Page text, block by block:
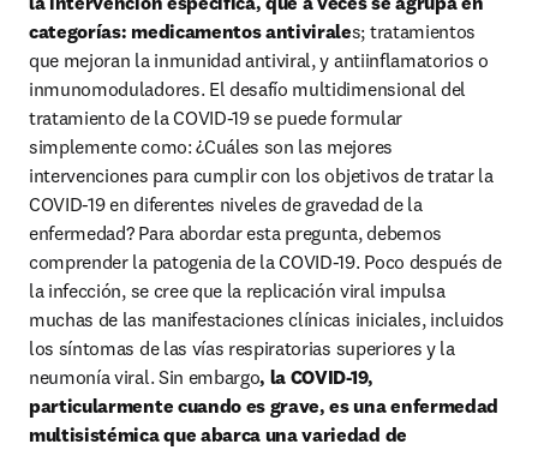
categorías: medicamentos antivirales; tratamientos
que mejoran la inmunidad antiviral, y antiinflamatorios o
inmunomoduladores. El desafío multidimensional del
tratamiento de la COVID-19 se puede formular
simplemente como: ¿Cuáles son las mejores
intervenciones para cumplir con los objetivos de tratar la
COVID-19 en diferentes niveles de gravedad de la
enfermedad? Para abordar esta pregunta, debemos
comprender la patogenia de la COVID-19. Poco después de
la infección, se cree que la replicación viral impulsa
muchas de las manifestaciones clínicas iniciales, incluidos
los síntomas de las vías respiratorias superiores y la
neumonía viral. Sin embargo, la COVID-19,
particularmente cuando es grave, es una enfermedad
multisistémica que abarca una variedad de